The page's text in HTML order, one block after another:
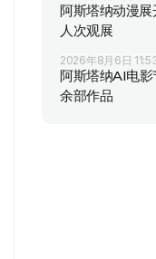
阿斯塔纳动漫
人次观展
2026年8月6日
阿斯塔纳AI电
余部作品